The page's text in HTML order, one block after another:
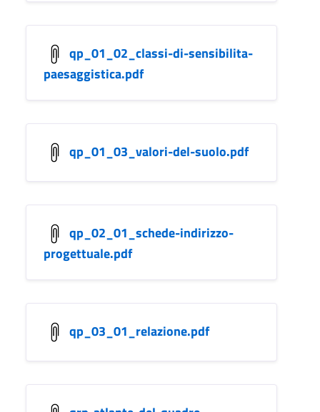
qp_01_02_classi-di-sensibilita-
paesaggistica.pdf
qp_01_03_valori-del-suolo.pdf
qp_02_01_schede-indirizzo-
progettuale.pdf
qp_03_01_relazione.pdf